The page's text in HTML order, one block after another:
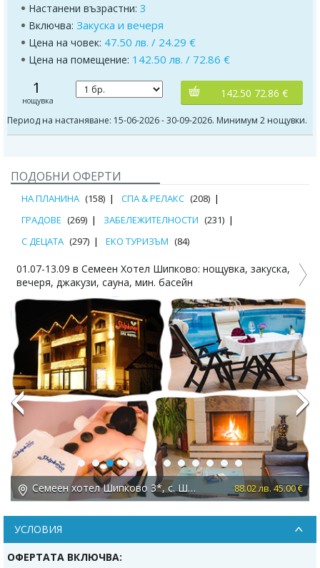
Настанени възрастни: 3
Включва: Закуска и вечеря
Цена на човек: 47.50 лв. / 24.29 €
Цена на помещение: 142.50 лв. / 72.86 €
1
нощувка
142.50 72.86 €
Период на настаняване: 15-06-2026 - 30-09-2026. Минимум 2 нощувки.
ПОДОБНИ ОФЕРТИ
НА ПЛАНИНА (158) СПА & РЕЛАКС (208)
ГРАДОВЕ (269) ЗАБЕЛЕЖИТЕЛНОСТИ (231)
С ДЕЦАТА (297) ЕКО ТУРИЗЪМ (84)
01.07-13.09 в Семеен Хотел Шипково: нощувка, закуска,
вечеря, джакузи, сауна, мин. басейн
Семеен хотел Шипково 3*, с. Шипково 88.02 лв. 45.00 €
Previous Next
УСЛОВИЯ
ОФЕРТАТА ВКЛЮЧВА: